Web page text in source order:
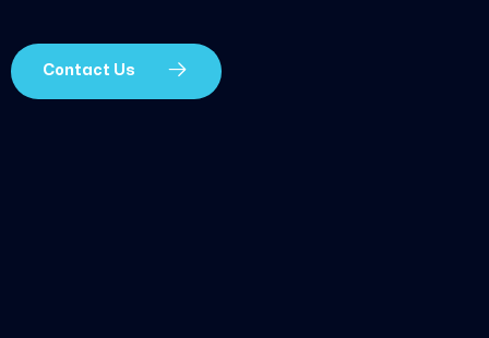
Contact Us